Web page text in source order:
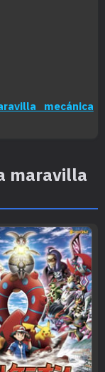
mecánica
maravilla